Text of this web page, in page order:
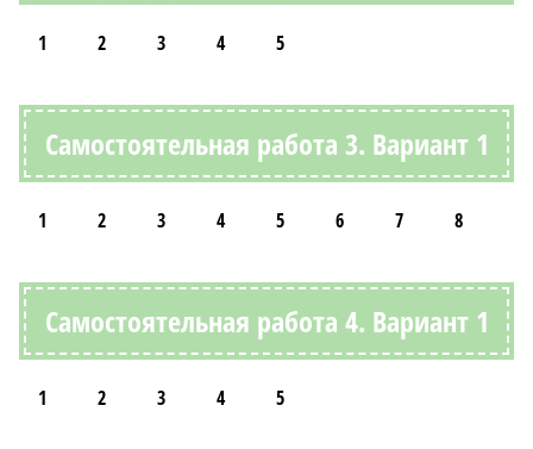
1 2 3 4 5
Самостоятельная работа 3. Вариант 1
1 2 3 4 5 6 7 8
Самостоятельная работа 4. Вариант 1
1 2 3 4 5